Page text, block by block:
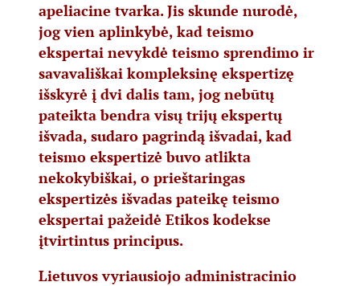
apeliacine tvarka. Jis skunde nurodė,
jog vien aplinkybė, kad teismo
ekspertai nevykdė teismo sprendimo ir
savavališkai kompleksinę ekspertizę
išskyrė į dvi dalis tam, jog nebūtų
pateikta bendra visų trijų ekspertų
išvada, sudaro pagrindą išvadai, kad
teismo ekspertizė buvo atlikta
nekokybiškai, o prieštaringas
ekspertizės išvadas pateikę teismo
ekspertai pažeidė Etikos kodekse
įtvirtintus principus.
Lietuvos vyriausiojo administracinio